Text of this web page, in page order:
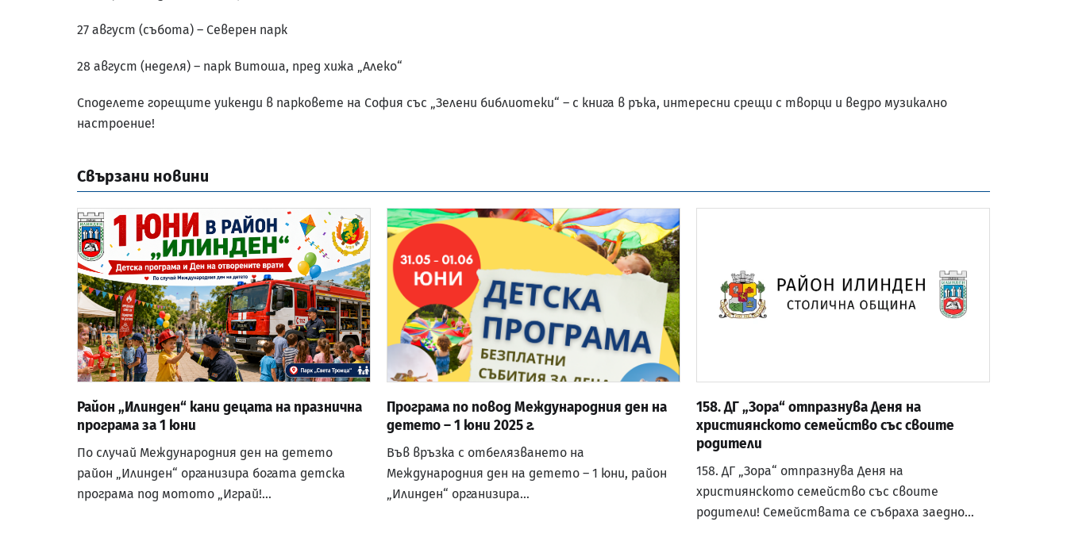
27 август (събота) – Северен парк
28 август (неделя) – парк Витоша, пред хижа „Алеко“
Споделете горещите уикенди в парковете на София със „Зелени библиотеки“ – с книга в ръка, интересни срещи с творци и ведро музикално
настроение!
Свързани новини
Район „Илинден“ кани децата на празнична
програма за 1 юни
По случай Международния ден на детето
район „Илинден“ организира богата детска
програма под мотото „Играй!…
Програма по повод Международния ден на
детето – 1 юни 2025 г.
Във връзка с отбелязването на
Международния ден на детето – 1 юни, район
„Илинден“ организира…
158. ДГ „Зора“ отпразнува Деня на
християнското семейство със своите
родители
158. ДГ „Зора“ отпразнува Деня на
християнското семейство със своите
родители! Семействата се събраха заедно…